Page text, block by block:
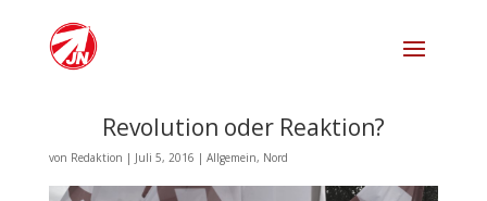
Revolution oder Reaktion?
von Redaktion | Juli 5, 2016 | Allgemein, Nord